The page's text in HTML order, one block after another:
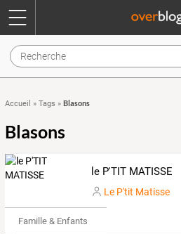
Accueil » Tags » Blasons
Blasons
le P'TIT MATISSE
Le P'tit Matisse
Famille & Enfants